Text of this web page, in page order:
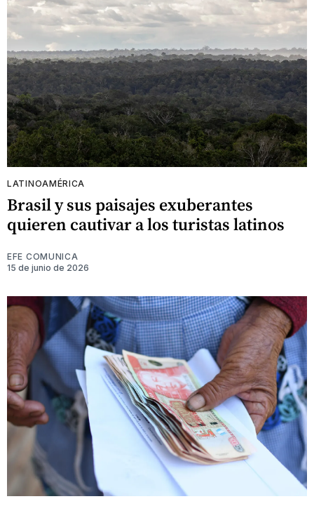
LATINOAMÉRICA
Brasil y sus paisajes exuberantes
quieren cautivar a los turistas latinos
EFE COMUNICA
15 de junio de 2026